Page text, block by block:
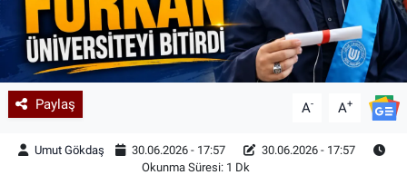
Paylaş A- A+
Umut Gökdaş 30.06.2026 - 17:57
30.06.2026 - 17:57
Okunma Süresi: 1 Dk
Yazarlar
Astroloji-Rüya